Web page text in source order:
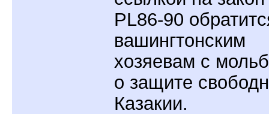
PL86-90
вашингтонским
хозяевам с
о защите
Казакии.